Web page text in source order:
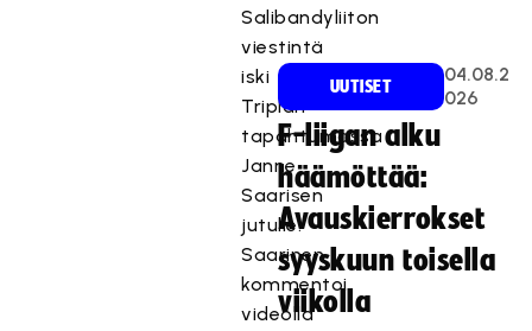
Salibandyliiton
viestintä
iski
Triplan
tapahtumassa
Janne
Saarisen
jutulle.
Saarinen
kommentoi
videolla
UUTISET
04.08.2
026
F-liigan alku
häämöttää:
Avauskierrokset
syyskuun toisella
viikolla